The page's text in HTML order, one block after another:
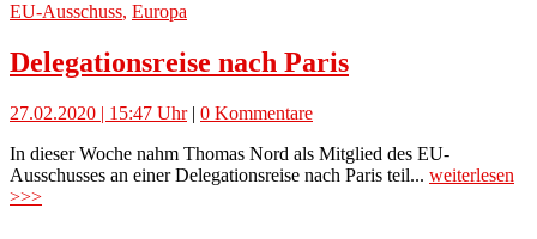
EU-Ausschuss, Europa
Delegationsreise nach Paris
27.02.2020 | 15:47 Uhr| 0 Kommentare
In dieser Woche nahm Thomas Nord als Mitglied des EU-
Ausschusses an einer Delegationsreise nach Paris teil... weiterlesen
>>>